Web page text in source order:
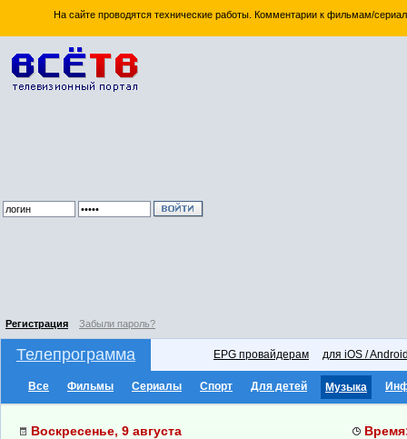
На сайте проводятся технические работы. Комментарии к фильмам/
Регистрация Забыли пароль?
Телепрограмма EPG провайдерам для iOS /
Все Фильмы Сериалы Спорт Для детей Музыка
Воскресенье, 9 августа